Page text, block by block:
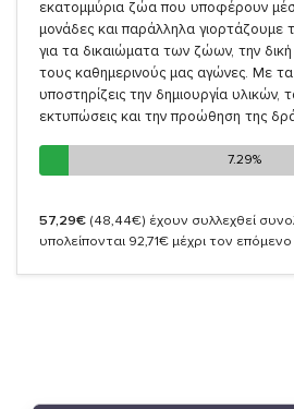
εκατομμύρια ζώα που υποφέρουν
μονάδες και παράλληλα γιορτάζουμε
για τα δικαιώματα των ζώων, την δική
τους καθημερινούς μας αγώνες. Με
υποστηρίζεις την δημιουργία υλικών,
εκτυπώσεις και την προώθηση της
7.29%
7.29%
57,29€ (48,44€) έχουν συλλεχθεί
υπολείπονται 92,71€ μέχρι τον